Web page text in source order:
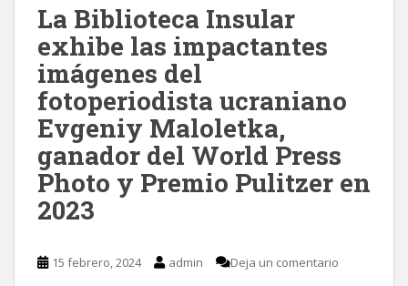
La Biblioteca Insular
exhibe las impactantes
imágenes del
fotoperiodista ucraniano
Evgeniy Maloletka,
ganador del World Press
Photo y Premio Pulitzer en
2023
15 febrero, 2024 admin Deja un comentario